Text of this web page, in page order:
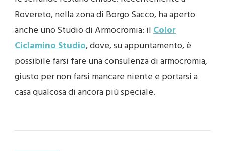
Rovereto, nella zona di Borgo Sacco, ha aperto
anche uno Studio di Armocromia: ilColor
Ciclamino Studio, dove, su appuntamento, è
possibile farsi fare una consulenza di armocromia,
giusto per non farsi mancare niente e portarsi a
casa qualcosa di ancora più speciale.